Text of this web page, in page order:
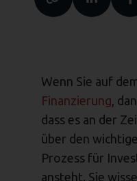
Wenn Sie auf
Finanzierung,
dass es an der
über den
Prozess für
ansteht. Sie